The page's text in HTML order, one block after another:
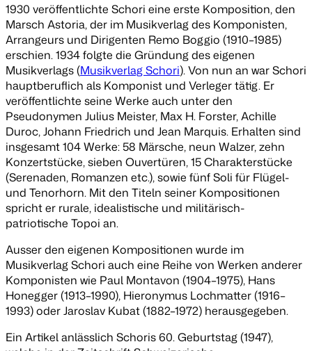
1930 veröffentlichte Schori eine erste Komposition, den
Marsch Astoria, der im Musikverlag des Komponisten,
Arrangeurs und Dirigenten Remo Boggio (1910–1985)
erschien. 1934 folgte die Gründung des eigenen
Musikverlags (Musikverlag Schori). Von nun an war Schori
hauptberuflich als Komponist und Verleger tätig. Er
veröffentlichte seine Werke auch unter den
Pseudonymen Julius Meister, Max H. Forster, Achille
Duroc, Johann Friedrich und Jean Marquis. Erhalten sind
insgesamt 104 Werke: 58 Märsche, neun Walzer, zehn
Konzertstücke, sieben Ouvertüren, 15 Charakterstücke
(Serenaden, Romanzen etc.), sowie fünf Soli für Flügel-
und Tenorhorn. Mit den Titeln seiner Kompositionen
spricht er rurale, idealistische und militärisch-
patriotische Topoi an.
Ausser den eigenen Kompositionen wurde im
Musikverlag Schori auch eine Reihe von Werken anderer
Komponisten wie Paul Montavon (1904–1975), Hans
Honegger (1913–1990), Hieronymus Lochmatter (1916–
1993) oder Jaroslav Kubat (1882–1972) herausgegeben.
Ein Artikel anlässlich Schoris 60. Geburtstag (1947),